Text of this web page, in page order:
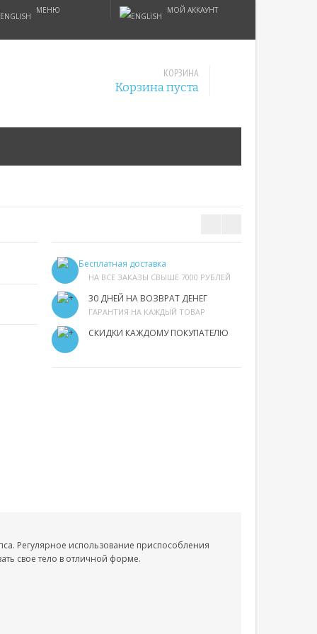
МЕНЮ МОЙ АККАУНТ
КОРЗИНА
Корзина пуста
Бесплатная доставка
НА ВСЕ ЗАКАЗЫ СВЫШЕ 7000 РУБЛЕЙ
30 ДНЕЙ НА ВОЗВРАТ ДЕНЕГ
ГАРАНТИЯ НА КАЖДЫЙ ТОВАР
СКИДКИ КАЖДОМУ ПОКУПАТЕЛЮ
Регулярное использование приспособления
свое тело в отличной форме.